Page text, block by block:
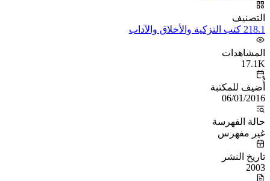
التصنيف
218.1 كتب التزكية والأخلاق والآداب
المشاهدات
17.1K
أُضيف للمكتبة
06/01/2016
حالة الفهرسة
غير مفهرس
تاريخ النشر
2003